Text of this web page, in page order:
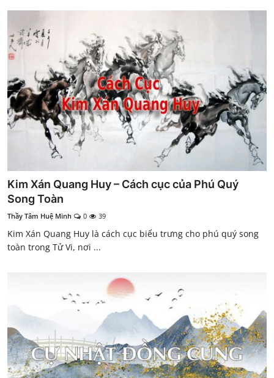
Kim Xán Quang Huy – Cách cục của Phú Quý
Song Toàn
Thầy Tâm Huệ Minh 0 39
Kim Xán Quang Huy là cách cục biểu trưng cho phú quý song
toàn trong Tử Vi, nơi ...